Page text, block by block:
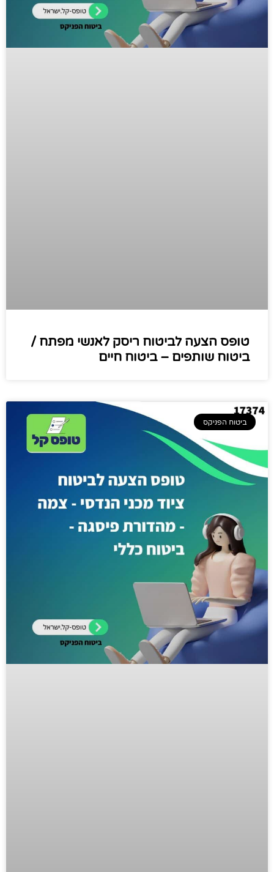
טופס הצעה לביטוח ריסק לאנשי מפתח /
ביטוח שותפים – ביטוח חיים
ביטוח הפניקס